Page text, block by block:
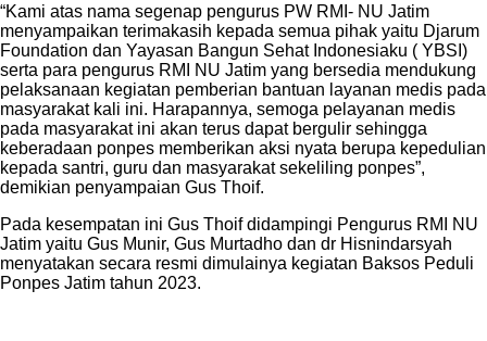
“Kami atas nama segenap pengurus PW RMI- NU Jatim
menyampaikan terimakasih kepada semua pihak yaitu Djarum
Foundation dan Yayasan Bangun Sehat Indonesiaku ( YBSI)
serta para pengurus RMI NU Jatim yang bersedia mendukung
pelaksanaan kegiatan pemberian bantuan layanan medis pada
masyarakat kali ini. Harapannya, semoga pelayanan medis
pada masyarakat ini akan terus dapat bergulir sehingga
keberadaan ponpes memberikan aksi nyata berupa kepedulian
kepada santri, guru dan masyarakat sekeliling ponpes”,
demikian penyampaian Gus Thoif.
Pada kesempatan ini Gus Thoif didampingi Pengurus RMI NU
Jatim yaitu Gus Munir, Gus Murtadho dan dr Hisnindarsyah
menyatakan secara resmi dimulainya kegiatan Baksos Peduli
Ponpes Jatim tahun 2023.